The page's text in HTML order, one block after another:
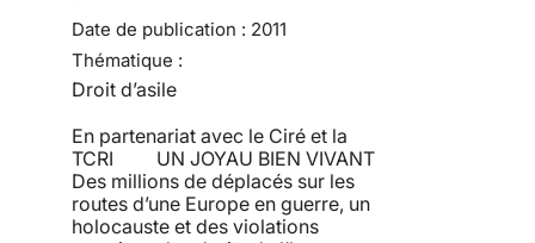
Date de publication : 2011
Thématique :
Droit d’asile
En partenariat avec le Ciré et la
TCRI UN JOYAU BIEN VIVANT
Des millions de déplacés sur les
routes d’une Europe en guerre, un
holocauste et des violations